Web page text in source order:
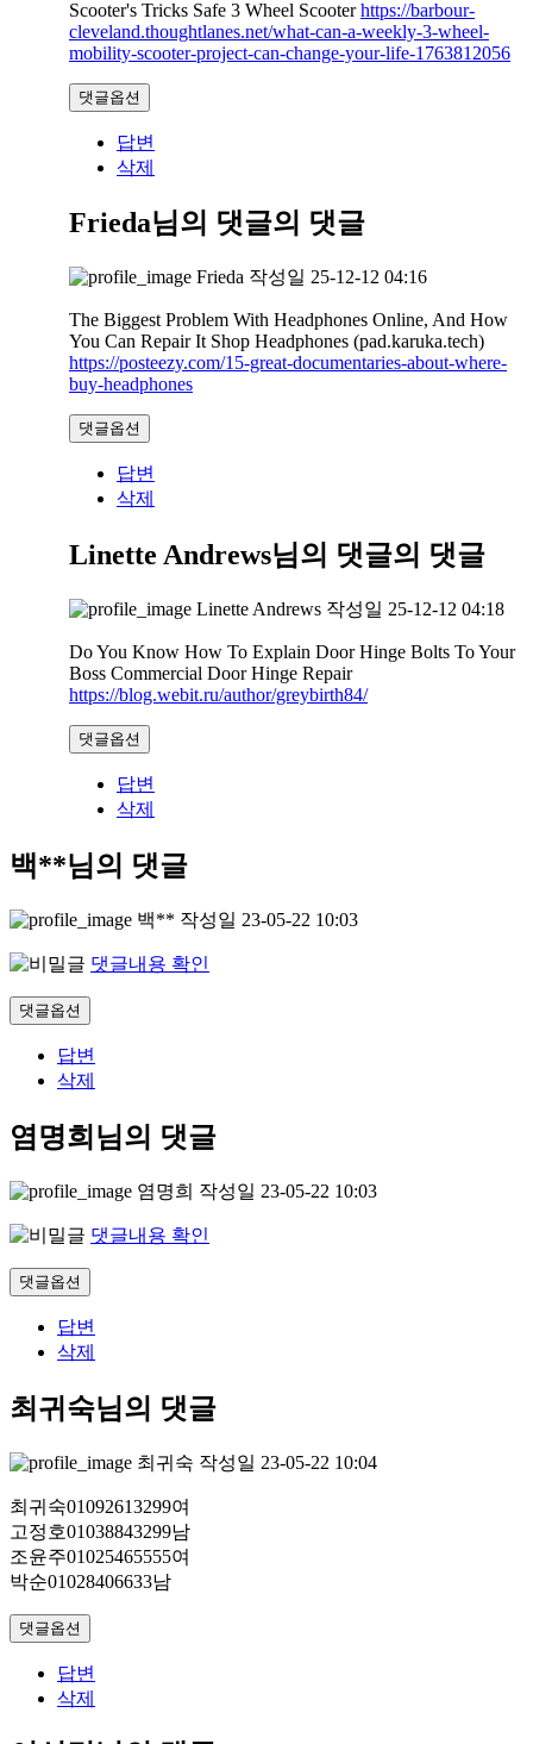
Scooter's Tricks Safe 3 Wheel Scooterhttps://barbour-
cleveland.thoughtlanes.net/what-can-a-weekly-3-wheel-
mobility-scooter-project-can-change-your-life-1763812056
댓글옵션
답변
삭제
Frieda님의 댓글의 댓글
Frieda 작성일 25-12-12 04:16
The Biggest Problem With Headphones Online, And How
You Can Repair It Shop Headphones (pad.karuka.tech)
https://posteezy.com/15-great-documentaries-about-where-
buy-headphones
댓글옵션
답변
삭제
Linette Andrews님의 댓글의 댓글
Linette Andrews 작성일 25-12-12 04:18
Do You Know How To Explain Door Hinge Bolts To Your
Boss Commercial Door Hinge Repair
https://blog.webit.ru/author/greybirth84/
댓글옵션
답변
삭제
백**님의 댓글
백** 작성일 23-05-22 10:03
댓글내용 확인
댓글옵션
답변
삭제
염명희님의 댓글
염명희 작성일 23-05-22 10:03
댓글내용 확인
댓글옵션
답변
삭제
최귀숙님의 댓글
최귀숙 작성일 23-05-22 10:04
최귀숙01092613299여
고정호01038843299남
조윤주01025465555여
박순01028406633남
댓글옵션
답변
삭제